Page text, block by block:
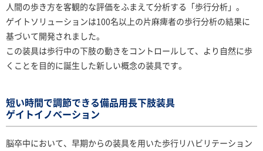
人間の歩き方を客観的な評価をふまえて分析する「歩行分析」。
ゲイトソリューションは100名以上の片麻痺者の歩行分析の結果に
基づいて開発されました。
この装具は歩行中の下肢の動きをコントロールして、より自然に歩
くことを目的に誕生した新しい概念の装具です。
短い時間で調節できる備品用長下肢装具
ゲイトイノベーション
脳卒中において、早期からの装具を用いた歩行リハビリテーション